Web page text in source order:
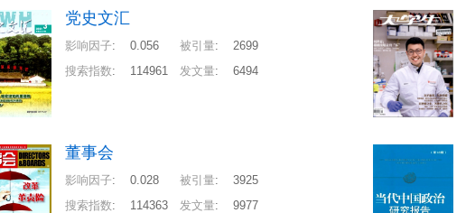
党史文汇
影响因子: 0.056 被引量:
2699
搜索指数: 114961 发文量: 6494
董事会
影响因子: 0.028 被引量:
3925
搜索指数: 114363 发文量: 9977